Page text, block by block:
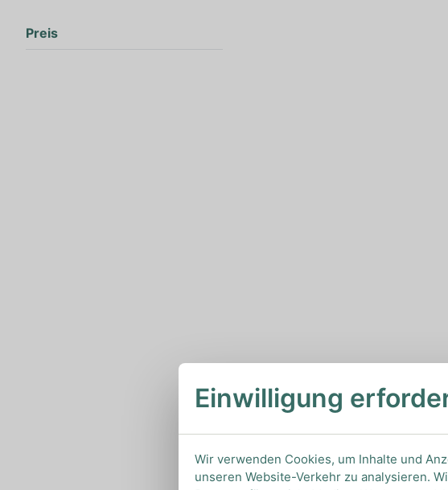
Preis
Einwilligung
Wir verwenden Cookies, um Inhalte und
unseren Website-Verkehr zu analysieren.